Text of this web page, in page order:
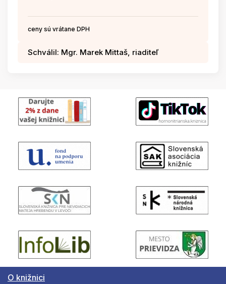
ceny sú vrátane DPH
Schválil: Mgr. Marek Mittaš, riaditeľ
O knižnici